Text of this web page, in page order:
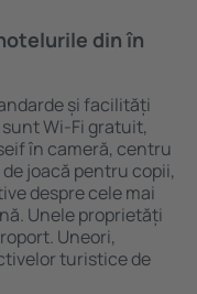
din în
și facilități
Wi-Fi gratuit,
în cameră, centru
joacă pentru copii,
despre cele mai
Unele proprietăți
Uneori,
turistice de